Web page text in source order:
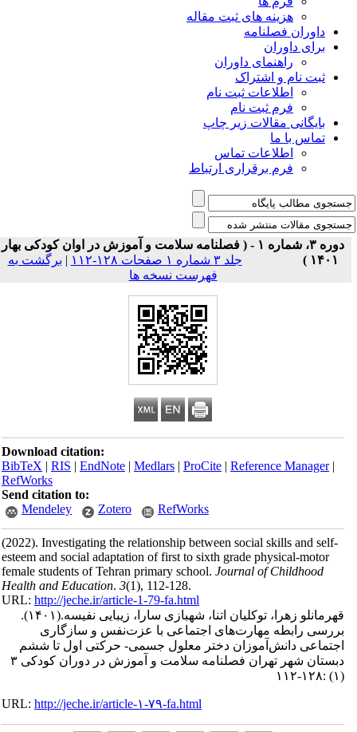
هزینه های ثبت مقاله
داوران فصلنامه
برای داوران
راهنمای داوران
ثبت نام و اشتراک
اطلاعات ثبت نام
فرم ثبت نام
بایگانی مقالات زیر چاپ
تماس با ما
اطلاعات تماس
فرم برقراری ارتباط
دوره ۳، شماره ۱ - ( فصلنامه سلامت و آموزش در اوان کودکی بهار
۱۴۰۱ )
جلد ۳ شماره ۱ صفحات ۱۲۸-۱۱۲ | برگشت به
فهرست نسخه ها
Download citation:
BibTeX|RIS|EndNote|Medlars|ProCite|Reference Manager
RefWorks
Send citation to:
Mendeley
Zotero RefWorks
(2022).Investigating the relationship between social skills and self-
esteem and social adaptation of first to sixth grade physical-motor
female students of Tehran primary school.Journal of Childhood
Health and Education.3(1), 112-128.
URL:http://jeche.ir/article-1-79-fa.html
قهرمانلو زهرا، توکلیان اتنا، شهبازی سارا، زیبایی نفیسه.(۱۴۰۱).
بررسی رابطه مهارت‌های اجتماعی با عزت‌نفس و سازگاری
اجتماعی دانش‌آموزان دختر معلول جسمی- حرکتی اول تا ششم
دبستان شهر تهران فصلنامه سلامت و آموزش در دوران کودکی ۳
URL:http://jeche.ir/article-۱-۷۹-fa.html